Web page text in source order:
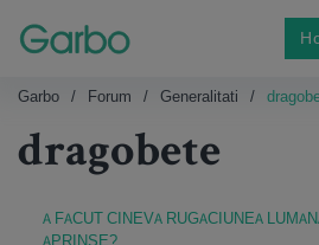
Garbo Forum Generalitati
dragobete
A FACUT CINEVA RUGACIUNEA
APRINSE?